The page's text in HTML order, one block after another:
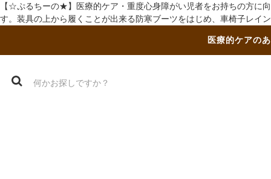
【☆ぷるちーの★】医療的ケア・重度心身障がい児者をお持ちの方
す。装具の上から履くことが出来る防寒ブーツをはじめ、車椅子レイ
医療的ケアの